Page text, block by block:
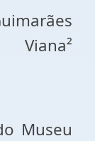
Viana²
Museu